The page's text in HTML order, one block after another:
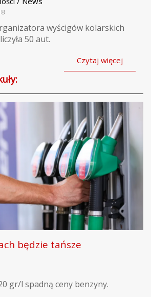
wyścigów kolarskich
50 aut.
Czytaj więcej
będzie tańsze
gr/l spadną ceny benzyny.